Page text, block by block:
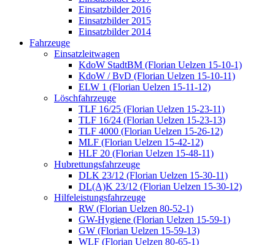
Einsatzbilder 2016
Einsatzbilder 2015
Einsatzbilder 2014
Fahrzeuge
Einsatzleitwagen
KdoW StadtBM (Florian Uelzen 15-10-1)
KdoW / BvD (Florian Uelzen 15-10-11)
ELW 1 (Florian Uelzen 15-11-12)
Löschfahrzeuge
TLF 16/25 (Florian Uelzen 15-23-11)
TLF 16/24 (Florian Uelzen 15-23-13)
TLF 4000 (Florian Uelzen 15-26-12)
MLF (Florian Uelzen 15-42-12)
HLF 20 (Florian Uelzen 15-48-11)
Hubrettungsfahrzeuge
DLK 23/12 (Florian Uelzen 15-30-11)
DL(A)K 23/12 (Florian Uelzen 15-30-12)
Hilfeleistungsfahrzeuge
RW (Florian Uelzen 80-52-1)
GW-Hygiene (Florian Uelzen 15-59-1)
GW (Florian Uelzen 15-59-13)
WLF (Florian Uelzen 80-65-1)